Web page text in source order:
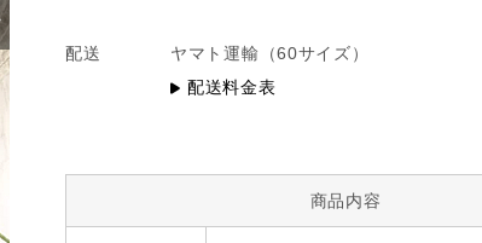
配送 ヤマト運輸 （60サイズ）
配送料金表
商品内容